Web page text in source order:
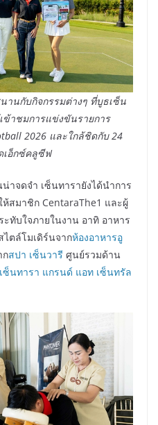
านกับกิจกรรมต่างๆ ที่บูธเซ็น
ข้าชมการแข่งขันรายการ
2026 และใกล้ชิดกับ 24
เอ็กซ์คลูซีฟ
าจดจำ เซ็นทารายังได้นำการ
สมาชิก CentaraThe1 และผู้
ทับใจภายในงาน อาทิ อาหาร
ไตล์โมเดิร์นจากห้องอาหารอู
กสปา เซ็นวารี ศูนย์รวมด้าน
ซ็นทารา แกรนด์ แอท เซ็นทรัล